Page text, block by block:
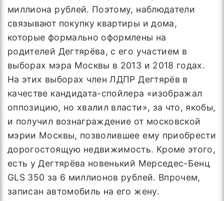
миллиона рублей. Поэтому, наблюдатели
связывают покупку квартиры и дома,
которые формально оформлены на
родителей Дегтярёва, с его участием в
выборах мэра Москвы в 2013 и 2018 годах.
На этих выборах член ЛДПР Дегтярёв в
качестве кандидата-спойлера «изображал
оппозицию, но хвалил власти», за что, якобы,
и получил вознаграждение от московской
мэрии Москвы, позволившее ему приобрести
дорогостоящую недвижимость. Кроме этого,
есть у Дегтярёва новенький Мерседес-Бенц
GLS 350 за 6 миллионов рублей. Впрочем,
записан автомобиль на его жену.